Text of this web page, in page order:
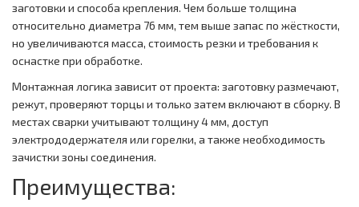
заготовки и способа крепления. Чем больше толщина
относительно диаметра 76 мм, тем выше запас по жёсткости,
но увеличиваются масса, стоимость резки и требования к
оснастке при обработке.
Монтажная логика зависит от проекта: заготовку размечают,
режут, проверяют торцы и только затем включают в сборку. В
местах сварки учитывают толщину 4 мм, доступ
электрододержателя или горелки, а также необходимость
зачистки зоны соединения.
Преимущества: